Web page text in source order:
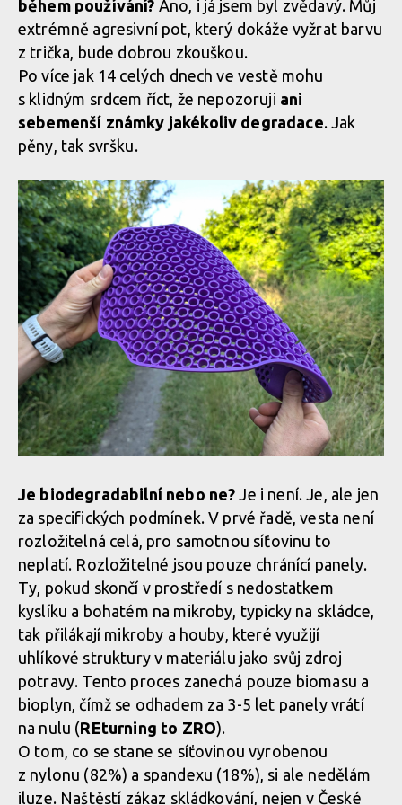
Biodegradabilní chráničová vesta G-Form MX Spike Chest +
Back Shirt
Biodegradabilní chráničová vesta G-Form MX Spike Chest +
Back Shirt
Biodegradabilní chráničová vesta G-Form MX Spike Chest +
Biodegradabilní chráničová vesta G-Form MX Spike Chest +
Back Shirt
Biodegradabilní chráničová vesta G-Form MX Spike Chest +
Back Shirt
během používání? Ano, i já jsem byl zvědavý. Můj
extrémně agresivní pot, který dokáže vyžrat barvu
z trička, bude dobrou zkouškou.
Po více jak 14 celých dnech ve vestě mohu
s klidným srdcem říct, že nepozoruji ani
sebemenší známky jakékoliv degradace. Jak
pěny, tak svršku.
Je biodegradabilní nebo ne? Je i není. Je, ale jen
za specifických podmínek. V prvé řadě, vesta není
rozložitelná celá, pro samotnou síťovinu to
neplatí. Rozložitelné jsou pouze chránící panely.
Ty, pokud skončí v prostředí s nedostatkem
kyslíku a bohatém na mikroby, typicky na skládce,
tak přilákají mikroby a houby, které využijí
uhlíkové struktury v materiálu jako svůj zdroj
potravy. Tento proces zanechá pouze biomasu a
bioplyn, čímž se odhadem za 3-5 let panely vrátí
na nulu (REturning to ZRO).
O tom, co se stane se síťovinou vyrobenou
z nylonu (82%) a spandexu (18%), si ale nedělám
iluze. Naštěstí zákaz skládkování, nejen v České